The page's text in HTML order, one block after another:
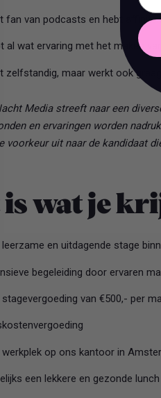
fan van podcasts en hebt
al wat ervaring met het maken
zelfstandig, maar werkt ook graag
Media streeft naar een
en ervaringen worden
voorkeur uit naar de kandidaat
is wat je
leerzame en uitdagende stage
begeleiding door ervaren
stagevergoeding van €500,- per
werkplek op ons kantoor in
een lekkere en gezonde lunch